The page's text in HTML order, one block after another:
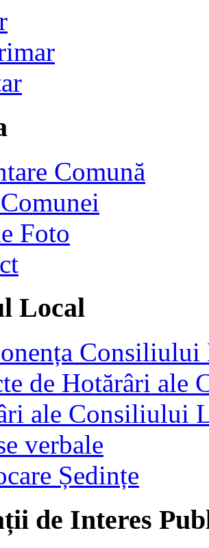
Comună
Foto
Local
Consiliului
de Hotărâri ale
ale Consiliului
verbale
Ședințe
de Interes